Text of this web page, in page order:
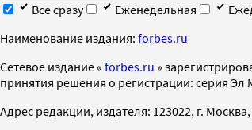
Все сразу
Еженедельная
Наименование издания: forbes.ru
Cетевое издание « forbes.ru »
принятия решения о регистрации: серия Эл
Адрес редакции, издателя: 123022, г.